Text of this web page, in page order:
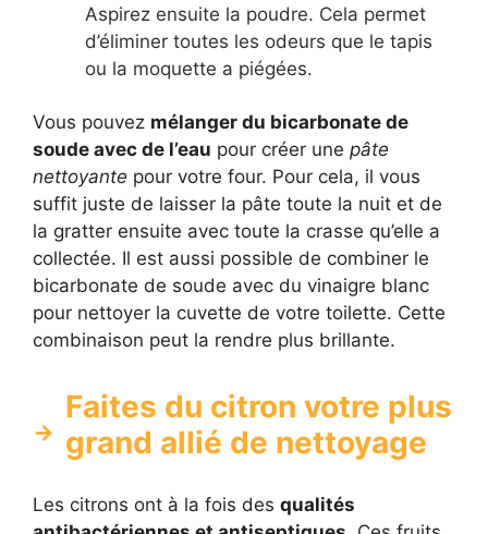
Aspirez ensuite la poudre. Cela permet
d’éliminer toutes les odeurs que le tapis
ou la moquette a piégées.
Vous pouvez mélanger du bicarbonate de
soude avec de l’eau pour créer une pâte
nettoyante pour votre four. Pour cela, il vous
suffit juste de laisser la pâte toute la nuit et de
la gratter ensuite avec toute la crasse qu’elle a
collectée. Il est aussi possible de combiner le
bicarbonate de soude avec du vinaigre blanc
pour nettoyer la cuvette de votre toilette. Cette
combinaison peut la rendre plus brillante.
Faites du citron votre plus
grand allié de nettoyage
Les citrons ont à la fois des qualités